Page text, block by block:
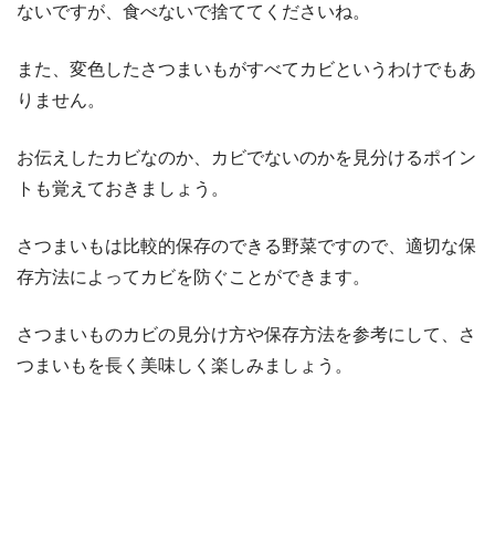
ないですが、食べないで捨ててくださいね。
また、変色したさつまいもがすべてカビというわけでもあ
りません。
お伝えしたカビなのか、カビでないのかを見分けるポイン
トも覚えておきましょう。
さつまいもは比較的保存のできる野菜ですので、適切な保
存方法によってカビを防ぐことができます。
さつまいものカビの見分け方や保存方法を参考にして、さ
つまいもを長く美味しく楽しみましょう。